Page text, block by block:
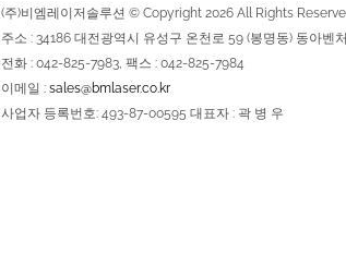
(주)비엠레이저솔루션 © Copyright 2026 All Rights
주소 : 34186 대전광역시 유성구 온천로 59 (봉명동) 동아벤
전화 : 042-825-7983, 팩스 : 042-825-7984
이메일 : sales@bmlaser.co.kr
사업자 등록번호: 493-87-00595 대표자 : 곽 병 우